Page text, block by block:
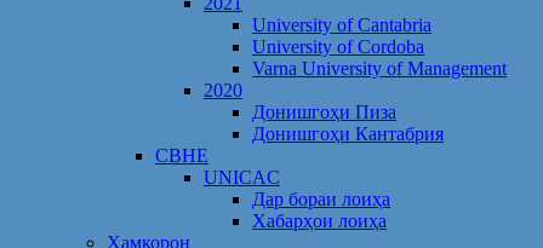
University of Cantabria
University of Cordoba
Varna University of Management
2020
Донишгоҳи Пиза
Донишгоҳи Кантабрия
CBHE
UNICAC
Дар бораи лоиҳа
Хабарҳои лоиҳа
Ҳамкорон